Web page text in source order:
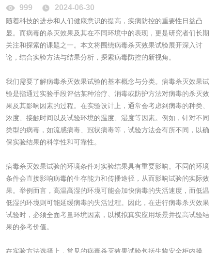
999 2024-06-30
随着科技的进步和人们健康意识的提高，疾病防控的重要性日益凸
显。而病毒的杀灭效果及其在不同环境中的表现，更是研究者们长期
关注和探索的课题之一。本文将围绕病毒杀灭效果试验展开深入讨
论，结合实验方法与结果分析，探索病毒防控的新视角。
我们需要了解病毒杀灭效果试验的基本概念与分类。病毒杀灭效果试
验是指通过实验手段评估某种治疗、消毒或防护方法对病毒的杀灭效
果及其影响因素的过程。在实验设计上，通常会考虑到病毒的种类、
浓度、接触时间以及试验环境的温度、湿度等因素。例如，针对不同
类型的病毒，如流感病毒、冠状病毒等，试验方法会有所不同，以确
保实验结果的科学性和可靠性。
病毒杀灭效果试验的环境条件对实验结果具有重要影响。不同的环境
条件会直接影响病毒的生存能力和传播途径，从而影响试验的实际效
果。举例而言，高温高湿的环境可能会加快病毒的失活速度，而低温
低湿的环境则可能延缓病毒的失活过程。因此，在进行病毒杀灭效果
试验时，必须全面考量环境因素，以模拟真实应用场景并提高试验结
果的参考价值。
在实验方法选择上，常见的病毒杀灭效果试验包括生物安全柜内操
消毒产品备案
微生物检测
化妆品毒理试验 化妆品毒理测试
化妆品眼刺激试验 化妆品皮肤刺激试
化妆品急性经口毒
性试验
应试验
验
日化产品